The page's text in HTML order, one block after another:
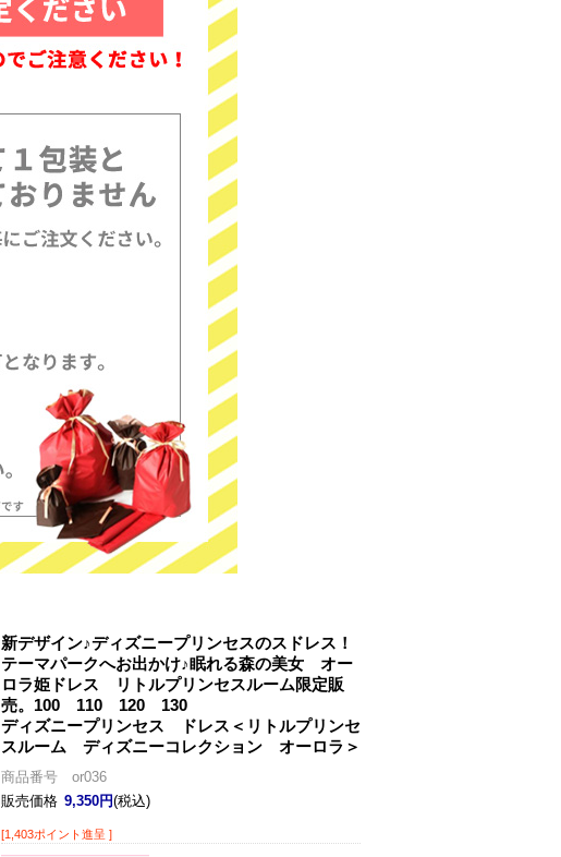
新デザイン♪ディズニープリンセスのスドレス！
テーマパークへお出かけ♪眠れる森の美女 オー
ロラ姫ドレス リトルプリンセスルーム限定販
売。100 110 120 130
ディズニープリンセス ドレス＜リトルプリンセ
スルーム ディズニーコレクション オーロラ＞
商品番号 or036
販売価格 9,350円(税込)
[1,403ポイント進呈 ]